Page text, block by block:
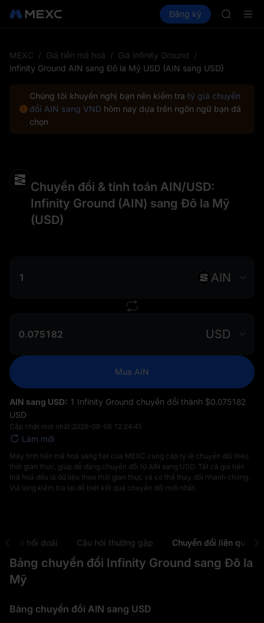
Thị trường Spot Futures SPCX
Đăng ký
SKYAI
Đăng ký
SPCX
MEXC / Giá tiền mã hoá / Giá Infinity Ground
/
Infinity Ground AIN sang Đô la Mỹ USD (AIN sang USD)
Chúng tôi khuyến nghị bạn nên kiểm tra tỷ giá chuyển
đổi AIN sang VND hôm nay dựa trên ngôn ngữ bạn đã
chọn
Chuyển đổi & tính toán AIN/USD:
Infinity Ground (AIN) sang Đô la Mỹ
(USD)
AIN
USD
Mua AIN
AIN sang USD: 1 Infinity Ground chuyển đổi thành $‎0.075182
USD
Cập nhật mới nhất:2026-08-08 12:24:45
Làm mới
Máy tính tiền mã hoá sang fiat của MEXC cung cấp tỷ lệ chuyển đổi theo
thời gian thực, giúp dễ dàng chuyển đổi từ AIN sang USD. Tất cả giá tiền
mã hoá đều là dữ liệu theo thời gian thực và có thể thay đổi nhanh chóng.
Vui lòng kiểm tra lại để biết kết quả chuyển đổi mới nhất.
giá hối đoái Câu hỏi thường gặp Chuyển đổi liên quan
Bảng chuyển đổi Infinity Ground sang Đô la
Mỹ
Bảng chuyển đổi AIN sang USD